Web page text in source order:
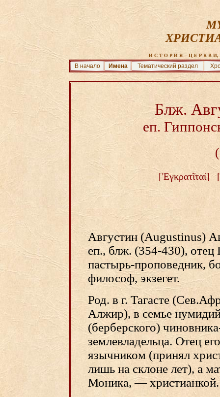
И С Т О Р И Я    Ц Е Р К В
В начало Имена Тематический раздел
Блж.
еп.
[Ἐγκρατῖταί]
Августин (Augustinus)
еп., блж. (354-430), отец
пастырь-проповедник,
философ, экзегет.
Род. в г. Тагасте
Алжир), в семье
(берберского)
землевладельца. Отец
язычником (принял
лишь на склоне лет), а
Моника, — христианкой.